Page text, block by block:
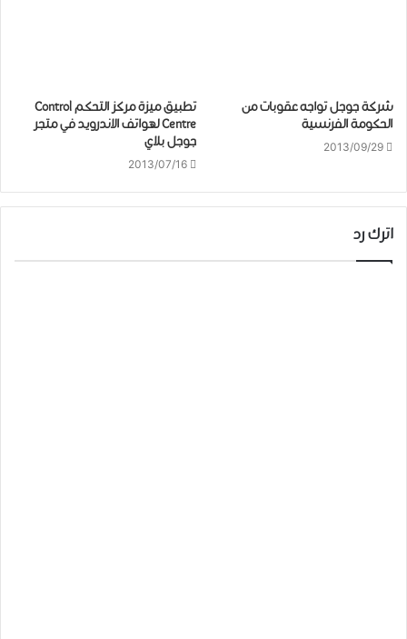
شركة جوجل تواجه عقوبات من
الحكومة الفرنسية
2013/09/29
تطبيق ميزة مركز التحكم Control
Centre لهواتف الاندرويد في متجر
جوجل بلاي
2013/07/16
اترك رد